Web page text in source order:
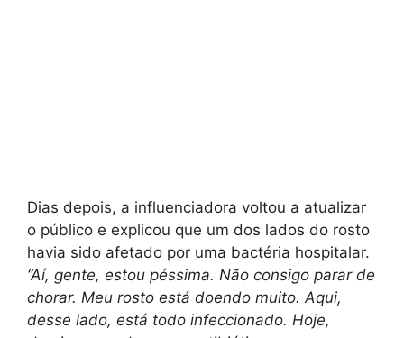
Dias depois, a influenciadora voltou a atualizar
o público e explicou que um dos lados do rosto
havia sido afetado por uma bactéria hospitalar.
“Aí, gente, estou péssima. Não consigo parar de
chorar. Meu rosto está doendo muito. Aqui,
desse lado, está todo infeccionado. Hoje,